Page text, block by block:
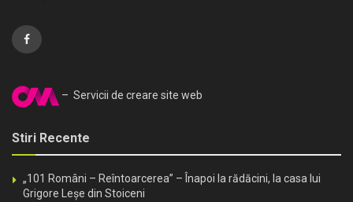
– Servicii de creare site web
Stiri Recente
„101 Români – Reîntoarcerea” – Înapoi la rădăcini, la casa lui
Grigore Leșe din Stoiceni